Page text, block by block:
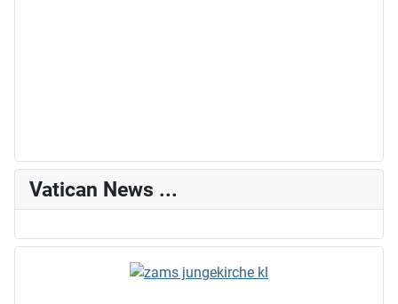
Vatican News ...